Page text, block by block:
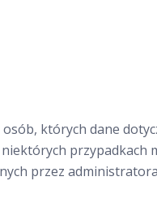
których dane
przez